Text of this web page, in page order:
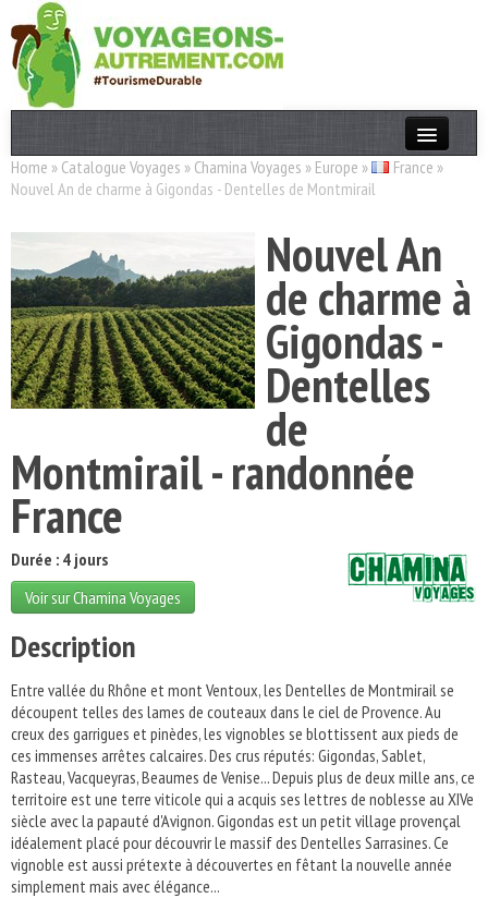
Actualités
Destinations
Acteurs
Thèmes
OK
Home » Catalogue Voyages » Chamina Voyages » Europe » France »
Nouvel An de charme à Gigondas - Dentelles de Montmirail
Nouvel An
de charme à
Gigondas -
Dentelles
de
Montmirail - randonnée
France
Durée : 4 jours
Voir sur Chamina Voyages
Description
Entre vallée du Rhône et mont Ventoux, les Dentelles de Montmirail se
découpent telles des lames de couteaux dans le ciel de Provence. Au
creux des garrigues et pinèdes, les vignobles se blottissent aux pieds de
ces immenses arrêtes calcaires. Des crus réputés: Gigondas, Sablet,
Rasteau, Vacqueyras, Beaumes de Venise... Depuis plus de deux mille ans, ce
territoire est une terre viticole qui a acquis ses lettres de noblesse au XIVe
siècle avec la papauté d'Avignon. Gigondas est un petit village provençal
idéalement placé pour découvrir le massif des Dentelles Sarrasines. Ce
vignoble est aussi prétexte à découvertes en fêtant la nouvelle année
simplement mais avec élégance...